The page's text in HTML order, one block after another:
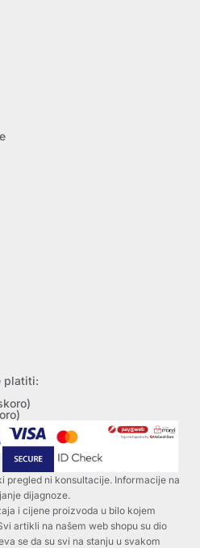
platiti:
pregled ni konsultacije. Informacije na
dijagnoze.
i cijene proizvoda u bilo kojem
artikli na našem web shopu su dio
se da su svi na stanju u svakom